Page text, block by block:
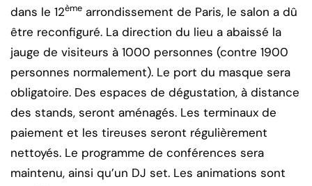
dans le 12ème arrondissement de Paris, le salon a dû
être reconfiguré. La direction du lieu a abaissé la
jauge de visiteurs à 1000 personnes (contre 1900
personnes normalement). Le port du masque sera
obligatoire. Des espaces de dégustation, à distance
des stands, seront aménagés. Les terminaux de
paiement et les tireuses seront régulièrement
nettoyés. Le programme de conférences sera
maintenu, ainsi qu’un DJ set. Les animations sont